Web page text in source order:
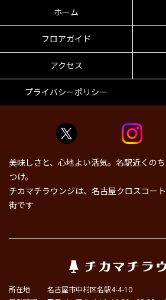
ホーム
フロアガイド
アクセス
プライバシーポリシー
美味しさと、心地よい活気。名駅近くの
つけ。
チカマチラウンジは、名古屋クロスコー
街です
所在地
名古屋市中村区名駅4-4-10